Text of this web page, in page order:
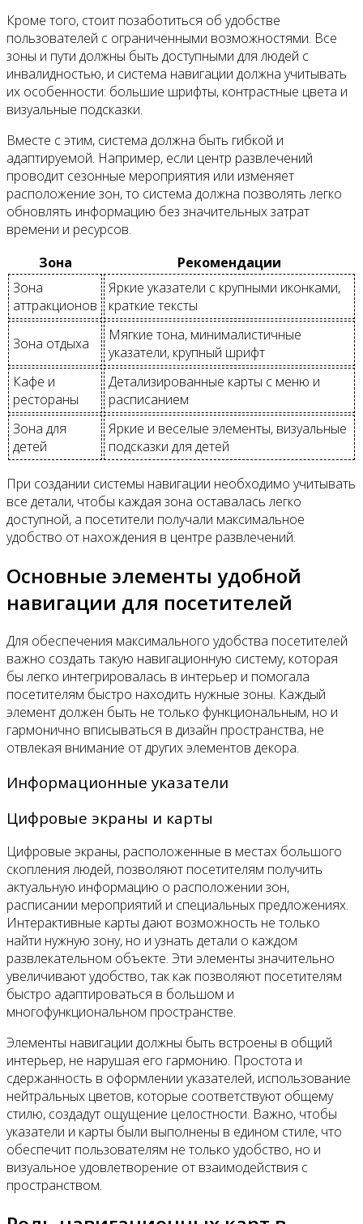
Кроме того, стоит позаботиться об удобстве
пользователей с ограниченными возможностями. Все
зоны и пути должны быть доступными для людей с
инвалидностью, и система навигации должна учитывать
их особенности: большие шрифты, контрастные цвета и
визуальные подсказки.
Вместе с этим, система должна быть гибкой и
адаптируемой. Например, если центр развлечений
проводит сезонные мероприятия или изменяет
расположение зон, то система должна позволять легко
обновлять информацию без значительных затрат
времени и ресурсов.
Зона
Рекомендации
Зона
аттракционов
Яркие указатели с крупными иконками,
краткие тексты
Зона отдыха
Мягкие тона, минималистичные
указатели, крупный шрифт
Кафе и
рестораны
Детализированные карты с меню и
расписанием
Зона для
детей
Яркие и веселые элементы, визуальные
подсказки для детей
При создании системы навигации необходимо учитывать
все детали, чтобы каждая зона оставалась легко
доступной, а посетители получали максимальное
удобство от нахождения в центре развлечений.
Основные элементы удобной
навигации для посетителей
Для обеспечения максимального удобства посетителей
важно создать такую навигационную систему, которая
бы легко интегрировалась в интерьер и помогала
посетителям быстро находить нужные зоны. Каждый
элемент должен быть не только функциональным, но и
гармонично вписываться в дизайн пространства, не
отвлекая внимание от других элементов декора.
Информационные указатели
Цифровые экраны и карты
Цифровые экраны, расположенные в местах большого
скопления людей, позволяют посетителям получить
актуальную информацию о расположении зон,
расписании мероприятий и специальных предложениях.
Интерактивные карты дают возможность не только
найти нужную зону, но и узнать детали о каждом
развлекательном объекте. Эти элементы значительно
увеличивают удобство, так как позволяют посетителям
быстро адаптироваться в большом и
многофункциональном пространстве.
Элементы навигации должны быть встроены в общий
интерьер, не нарушая его гармонию. Простота и
сдержанность в оформлении указателей, использование
нейтральных цветов, которые соответствуют общему
стилю, создадут ощущение целостности. Важно, чтобы
указатели и карты были выполнены в едином стиле, что
обеспечит пользователям не только удобство, но и
визуальное удовлетворение от взаимодействия с
пространством.